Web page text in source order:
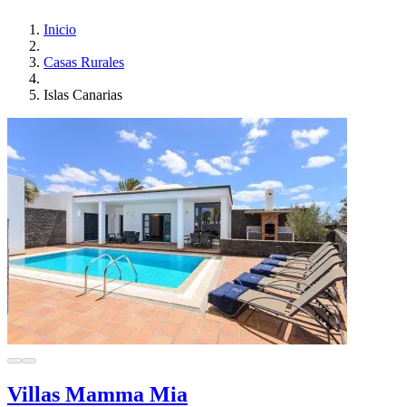
Inicio
Casas Rurales
Islas Canarias
Villas Mamma Mia